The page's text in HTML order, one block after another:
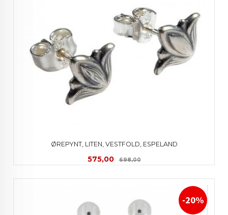
ØREPYNT, LITEN, VESTFOLD, ESPELAND
Tilbud
575,00 698,00Rabatt
-20%